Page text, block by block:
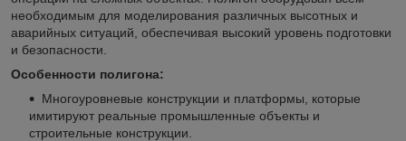
необходимым для моделирования различных высотных и
аварийных ситуаций, обеспечивая высокий уровень подготовки
и безопасности.
Особенности полигона:
Многоуровневые конструкции и платформы, которые
имитируют реальные промышленные объекты и
строительные конструкции.